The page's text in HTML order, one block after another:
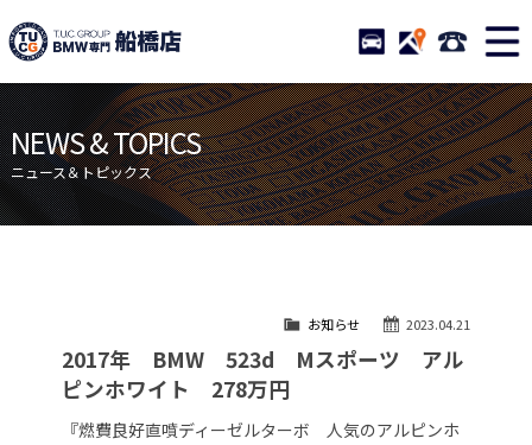
TUCグループ BMW専門 船
STOCK ACCESS 047-
ニュース
在庫リスト
目玉車両一覧
店舗紹介
保証＆サービス
アクセスマップ
自動車保険
TUCとは？
納車blog
スタッフblog
NEWS & TOPICS
ニュース＆トピックス
2023.04.21
お知らせ
2017年 BMW 523d Mスポーツ アル
ピンホワイト 278万円
『燃費良好直噴ディーゼルターボ 人気のアルピンホ